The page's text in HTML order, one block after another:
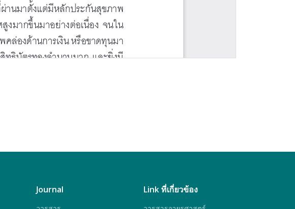
Journal Link ที่เกี่ยวข้อง